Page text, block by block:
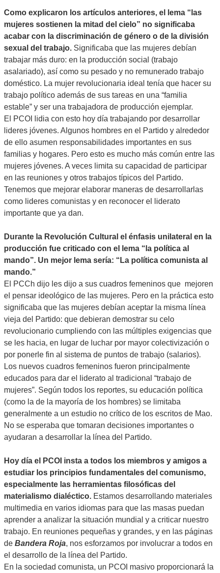
Como explicaron los artículos anteriores, el lema “las
mujeres sostienen la mitad del cielo” no significaba
acabar con la discriminación de género o de la división
sexual del trabajo. Significaba que las mujeres debían
trabajar más duro: en la producción social (trabajo
asalariado), así como su pesado y no remunerado trabajo
doméstico. La mujer revolucionaria ideal tenía que hacer su
trabajo político además de sus tareas en una “familia
estable” y ser una trabajadora de producción ejemplar.
El PCOI lidia con esto hoy día trabajando por desarrollar
lideres jóvenes. Algunos hombres en el Partido y alrededor
de ello asumen responsabilidades importantes en sus
familias y hogares. Pero esto es mucho más común entre las
mujeres jóvenes. A veces limita su capacidad de participar
en las reuniones y otros trabajos típicos del Partido.
Tenemos que mejorar elaborar maneras de desarrollarlas
como lideres comunistas y en reconocer el liderato
importante que ya dan.
Durante la Revolución Cultural el énfasis unilateral en la
producción fue criticado con el lema “la política al
mando”. Un mejor lema sería: “La política comunista al
mando.”
El PCCh dijo les dijo a sus cuadros femeninos que mejoren
el pensar ideológico de las mujeres. Pero en la práctica esto
significaba que las mujeres debían aceptar la misma línea
vieja del Partido: que debieran demostrar su celo
revolucionario cumpliendo con las múltiples exigencias que
se les hacia, en lugar de luchar por mayor colectivización o
por ponerle fin al sistema de puntos de trabajo (salarios).
Los nuevos cuadros femeninos fueron principalmente
educados para dar el liderato al tradicional “trabajo de
mujeres”. Según todos los reportes, su educación política
(como la de la mayoría de los hombres) se limitaba
generalmente a un estudio no crítico de los escritos de Mao.
No se esperaba que tomaran decisiones importantes o
ayudaran a desarrollar la línea del Partido.
Hoy día el PCOI insta a todos los miembros y amigos a
estudiar los principios fundamentales del comunismo,
especialmente las herramientas filosóficas del
materialismo dialéctico. Estamos desarrollando materiales
multimedia en varios idiomas para que las masas puedan
aprender a analizar la situación mundial y a criticar nuestro
trabajo. En reuniones pequeñas y grandes, y en las páginas
de Bandera Roja, nos esforzamos por involucrar a todos en
el desarrollo de la línea del Partido.
En la sociedad comunista, un PCOI masivo proporcionará la